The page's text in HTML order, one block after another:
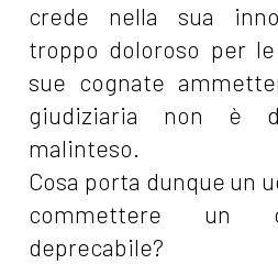
crede nella sua
troppo doloroso per
sue cognate
giudiziaria non è
malinteso.
Cosa porta dunque un
commettere un
deprecabile?